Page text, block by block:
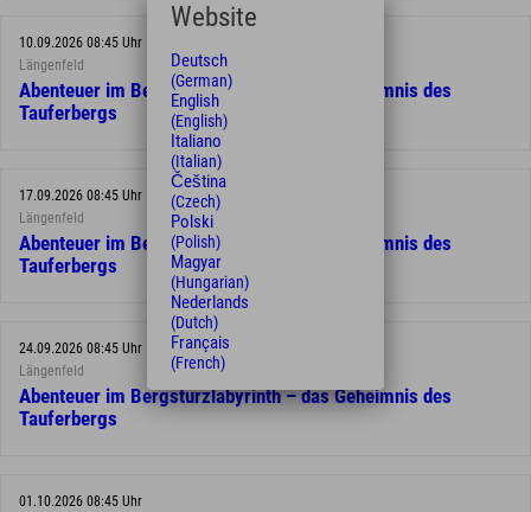
10.09.2026 08:45 Uhr
Längenfeld
Abenteuer im Bergsturzlabyrinth – das Geheimnis des
Tauferbergs
17.09.2026 08:45 Uhr
Längenfeld
Abenteuer im Bergsturzlabyrinth – das Geheimnis des
Tauferbergs
24.09.2026 08:45 Uhr
Längenfeld
Abenteuer im Bergsturzlabyrinth – das Geheimnis des
Tauferbergs
01.10.2026 08:45 Uhr
Website
Deutsch
(German)
English
(English)
Italiano
(Italian)
Čeština
(Czech)
Polski
(Polish)
Magyar
(Hungarian)
Nederlands
(Dutch)
Français
(French)